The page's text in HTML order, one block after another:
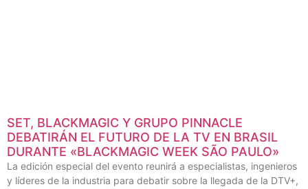
SET, BLACKMAGIC Y GRUPO PINNACLE
DEBATIRÁN EL FUTURO DE LA TV EN BRASIL
DURANTE «BLACKMAGIC WEEK SÃO PAULO»
La edición especial del evento reunirá a especialistas, ingenieros
y líderes de la industria para debatir sobre la llegada de la DTV+,